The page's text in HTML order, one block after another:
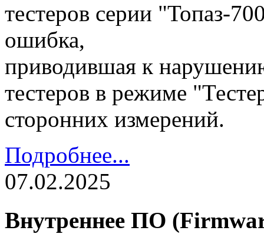
тестеров серии "Топаз-
ошибка,
приводившая к
тестеров в режиме
сторонних измерений.
Подробнее...
07.02.2025
Внутреннее ПО